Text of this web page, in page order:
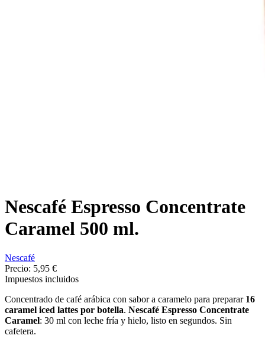
Nescafé Espresso Concentrate
Caramel 500 ml.
Nescafé
Precio: 5,95 €
Impuestos incluidos
Concentrado de café arábica con sabor a caramelo para preparar 16
caramel iced lattes por botella. Nescafé Espresso Concentrate
Caramel: 30 ml con leche fría y hielo, listo en segundos. Sin
cafetera.